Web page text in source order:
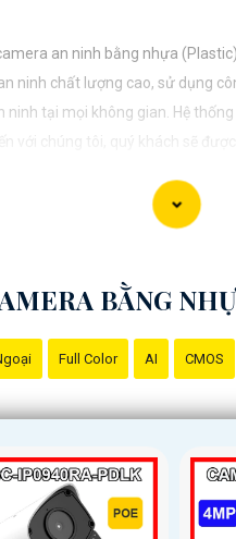
an ninh bằng nhựa
ninh chất lượng cao, sử dụng
tại mọi không gian. Hệ
với chúng tôi, quý khách sẽ
BẰNG
Full Color AI CMOS